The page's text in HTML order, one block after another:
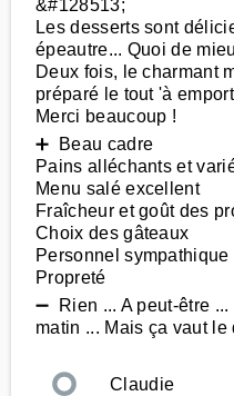
&#128513;
Les desserts sont
épeautre... Quoi de
Deux fois, le charmant
préparé le tout 'à
Merci beaucoup !
➕ Beau cadre
Pains alléchants et
Menu salé excellent
Fraîcheur et goût des
Choix des gâteaux
Personnel sympathique
Propreté
➖ Rien ... A peut-être
matin ... Mais ça vaut le
Claudie